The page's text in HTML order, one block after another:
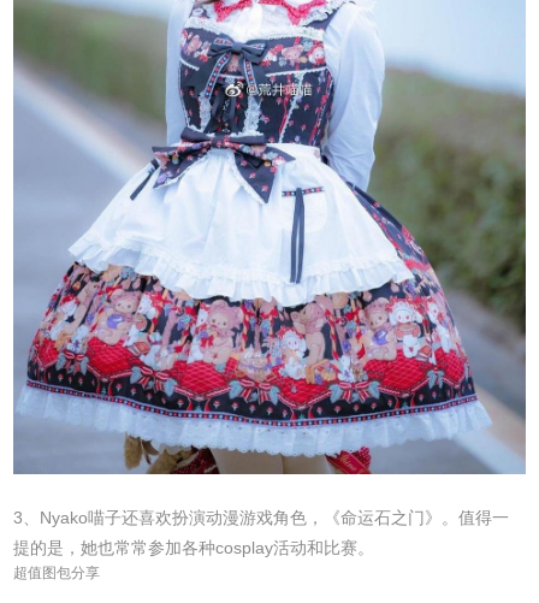
3、Nyako喵子还喜欢扮演动漫游戏角色，《命运石之门》。值得一
提的是，她也常常参加各种cosplay活动和比赛。
超值图包分享